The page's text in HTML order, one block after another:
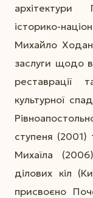
історико-
Михайло
заслуги щодо
реставрації
культурної
ступеня (2001)
Михаїла
ділових кіл
присвоєно